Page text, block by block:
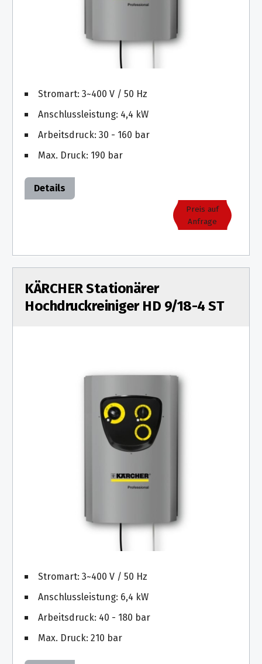
Stromart: 3~400 V / 50 Hz
Anschlussleistung: 4,4 kW
Arbeitsdruck: 30 - 160 bar
Max. Druck: 190 bar
Details
Preis auf
Anfrage
KÄRCHER Stationärer
Hochdruckreiniger HD 9/18-4 ST
Stromart: 3~400 V / 50 Hz
Anschlussleistung: 6,4 kW
Arbeitsdruck: 40 - 180 bar
Max. Druck: 210 bar